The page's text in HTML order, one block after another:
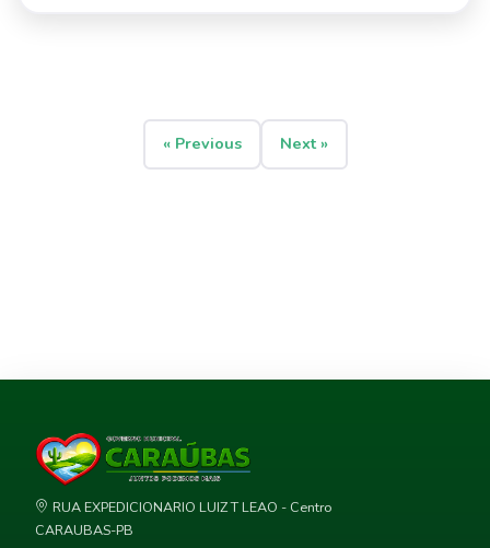
« Previous Next »
RUA EXPEDICIONARIO LUIZ T LEAO - Centro
CARAUBAS-PB